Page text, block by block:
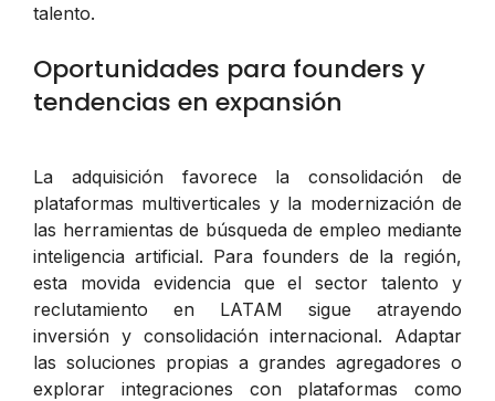
talento.
Oportunidades para founders y
tendencias en expansión
La adquisición favorece la consolidación de
plataformas multiverticales y la modernización de
las herramientas de búsqueda de empleo mediante
inteligencia artificial. Para founders de la región,
esta movida evidencia que el sector talento y
reclutamiento en LATAM sigue atrayendo
inversión y consolidación internacional. Adaptar
las soluciones propias a grandes agregadores o
explorar integraciones con plataformas como